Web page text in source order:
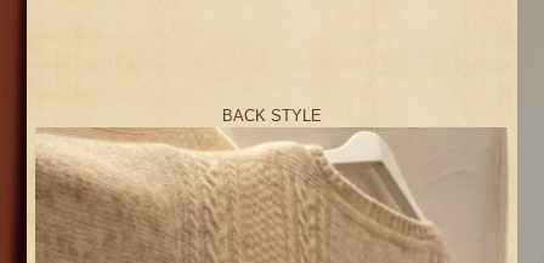
BACK STYLE